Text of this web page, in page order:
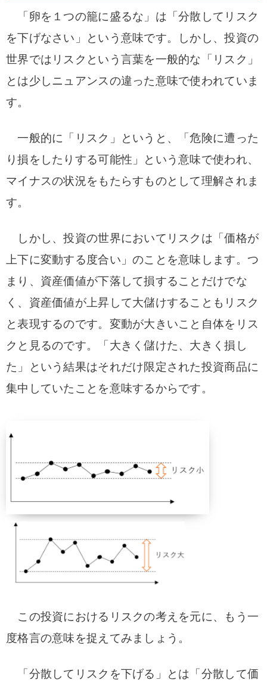
「卵を１つの籠に盛るな」は「分散してリスク
を下げなさい」という意味です。
しかし、投資の
世界ではリスクという言葉を一般的な「リスク」
とは少しニュアンスの違った意味で使われていま
す。
一般的に「リスク」というと、「危険に遭った
り損をしたりする可能性」という意味で使われ、
マイナスの状況をもたらすものとして理解されま
す。
しかし、投資の世界においてリスクは「価格が
上下に変動する度合い」のことを意味します。つ
まり、資産価値が下落して損することだけでな
く、資産価値が上昇して大儲けすることもリスク
と表現するのです。変動が大きいこと自体をリス
クと見るのです。「大きく儲けた、大きく損し
た」という結果はそれだけ限定された投資商品に
集中していたことを意味するからです。
この投資におけるリスクの考えを元に、もう一
度格言の意味を捉えてみましょう。
「分散してリスクを下げる」とは「分散して価